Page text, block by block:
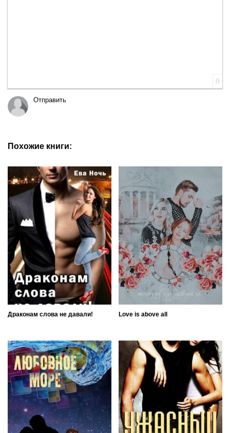
0
Отправить
Похожие книги:
Драконам слова не давали! Love is above all